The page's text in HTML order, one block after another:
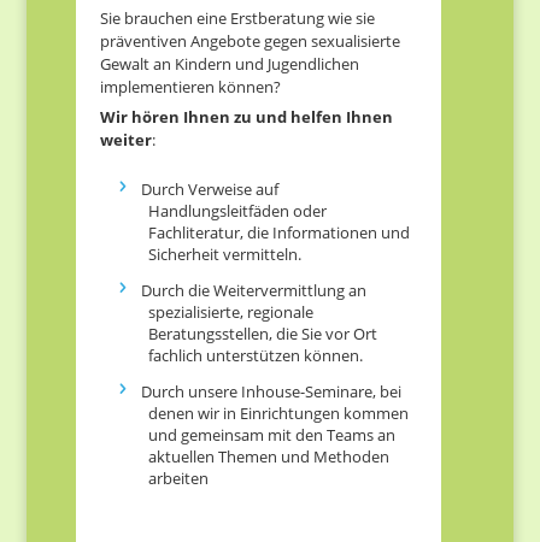
Sie brauchen eine Erstberatung wie sie
präventiven Angebote gegen sexualisierte
Gewalt an Kindern und Jugendlichen
implementieren können?
Wir hören Ihnen zu und helfen Ihnen
weiter:
Durch Verweise auf
Handlungsleitfäden oder
Fachliteratur, die Informationen und
Sicherheit vermitteln.
Durch die Weitervermittlung an
spezialisierte, regionale
Beratungsstellen, die Sie vor Ort
fachlich unterstützen können.
Durch unsere Inhouse-Seminare, bei
denen wir in Einrichtungen kommen
und gemeinsam mit den Teams an
aktuellen Themen und Methoden
arbeiten